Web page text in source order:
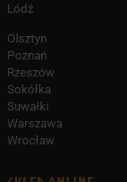
Łódź
Olsztyn
Poznań
Rzeszów
Sokółka
Suwałki
Warszawa
Wrocław